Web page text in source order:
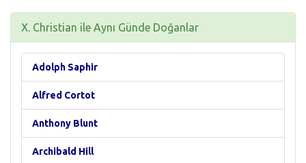
X. Christian ile Aynı Günde Doğanlar
Adolph Saphir
Alfred Cortot
Anthony Blunt
Archibald Hill